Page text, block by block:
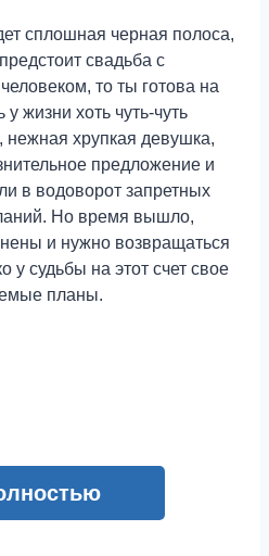
сплошная черная полоса,
свадьба с
то ты готова на
жизни хоть чуть-чуть
нежная хрупкая девушка,
предложение и
в водоворот запретных
Но время вышло,
и нужно возвращаться
у судьбы на этот счет свое
планы.